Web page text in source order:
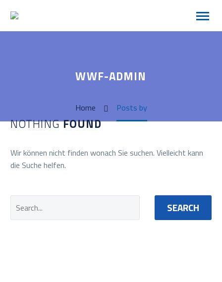
WWF-ADMIN
Home Posts by
NOTHINGFOUND
Wir können nicht finden wonach Sie suchen. Vielleicht kann
die Suche helfen.
SEARCH